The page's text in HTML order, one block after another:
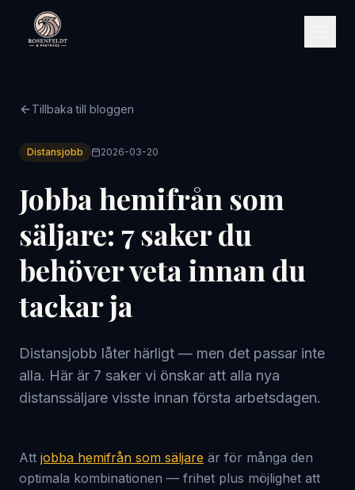
Tillbaka till bloggen
Distansjobb 2026-03-20
Jobba hemifrån som
säljare: 7 saker du
behöver veta innan du
tackar ja
Distansjobb låter härligt — men det passar inte
alla. Här är 7 saker vi önskar att alla nya
distanssäljare visste innan första arbetsdagen.
Att jobba hemifrån som säljare är för många den
optimala kombinationen — frihet plus möjlighet att